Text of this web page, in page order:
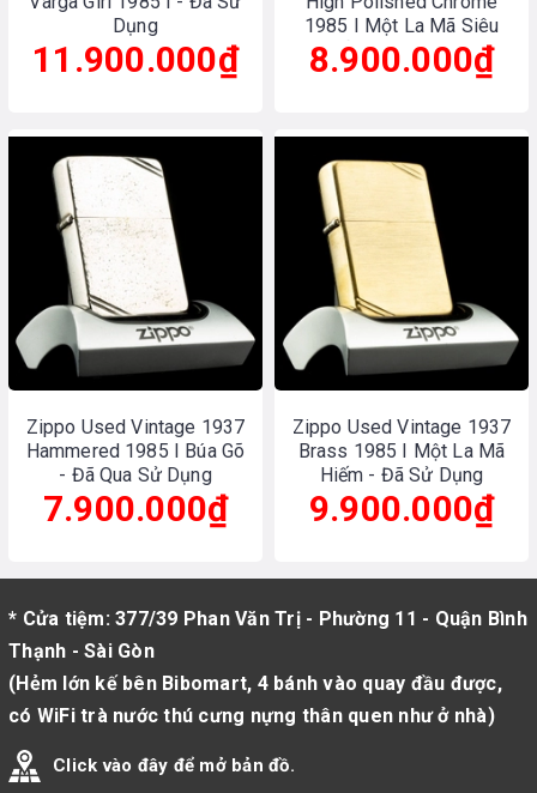
Dụng
11.900.000₫
1985 I Một La Mã Siêu
Hiếm - Đã Sử Dụng
8.900.000₫
Zippo Used Vintage 1937
Hammered 1985 I Búa Gõ
- Đã Qua Sử Dụng
7.900.000₫
Zippo Used Vintage 1937
Brass 1985 I Một La Mã
Hiếm - Đã Sử Dụng
9.900.000₫
* Cửa tiệm: 377/39 Phan Văn Trị - Phường 11 - Quận Bình
Thạnh - Sài Gòn
(Hẻm lớn kế bên Bibomart, 4 bánh vào quay đầu được,
có WiFi trà nước thú cưng nựng thân quen như ở nhà)
Click vào đây để mở bản đồ.